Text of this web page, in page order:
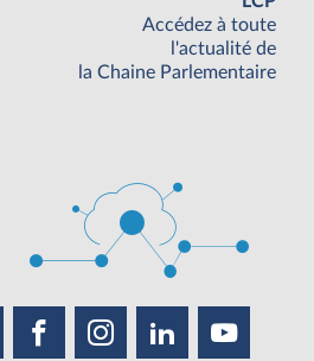
Accédez à toute
l'actualité de
la Chaine Parlementaire